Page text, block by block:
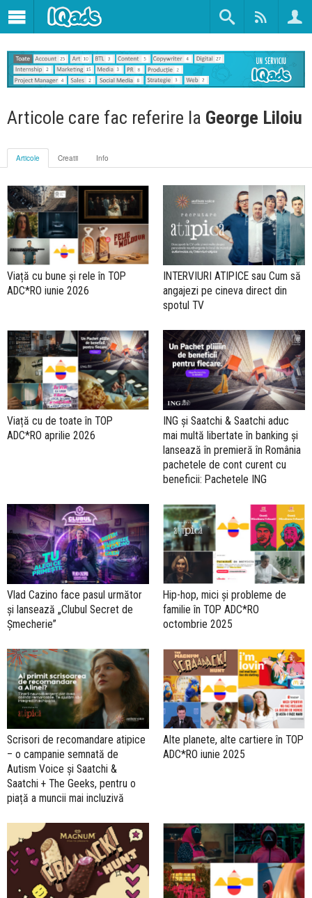
Articole care fac referire la George Liloiu
Articole Creatii Info
Viață cu bune și rele în TOP
ADC*RO iunie 2026
INTERVIURI ATIPICE sau Cum să
angajezi pe cineva direct din
spotul TV
Viață cu de toate în TOP
ADC*RO aprilie 2026
ING și Saatchi & Saatchi aduc
mai multă libertate în banking și
lansează în premieră în România
pachetele de cont curent cu
beneficii: Pachetele ING
Vlad Cazino face pasul următor
și lansează „Clubul Secret de
Șmecherie”
Hip-hop, mici și probleme de
familie în TOP ADC*RO
octombrie 2025
Scrisori de recomandare atipice
– o campanie semnată de
Autism Voice și Saatchi &
Saatchi + The Geeks, pentru o
piață a muncii mai incluzivă
Alte planete, alte cartiere în TOP
ADC*RO iunie 2025